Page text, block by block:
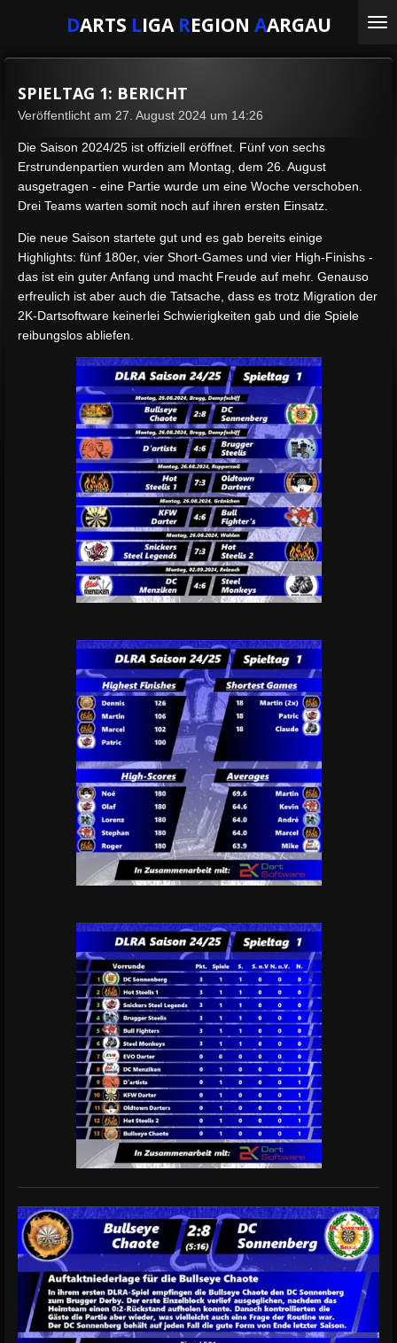
springen
DARTS LIGA REGION AARGAU
SPIELTAG 1: BERICHT
Veröffentlicht am 27. August 2024 um 14:26
Die Saison 2024/25 ist offiziell eröffnet. Fünf von sechs
Erstrundenpartien wurden am Montag, dem 26. August
ausgetragen - eine Partie wurde um eine Woche verschoben.
Drei Teams warten somit noch auf ihren ersten Einsatz.
Die neue Saison startete gut und es gab bereits einige
Highlights: fünf 180er, vier Short-Games und vier High-Finishs -
das ist ein guter Anfang und macht Freude auf mehr. Genauso
erfreulich ist aber auch die Tatsache, dass es trotz Migration der
2K-Dartsoftware keinerlei Schwierigkeiten gab und die Spiele
reibungslos abliefen.